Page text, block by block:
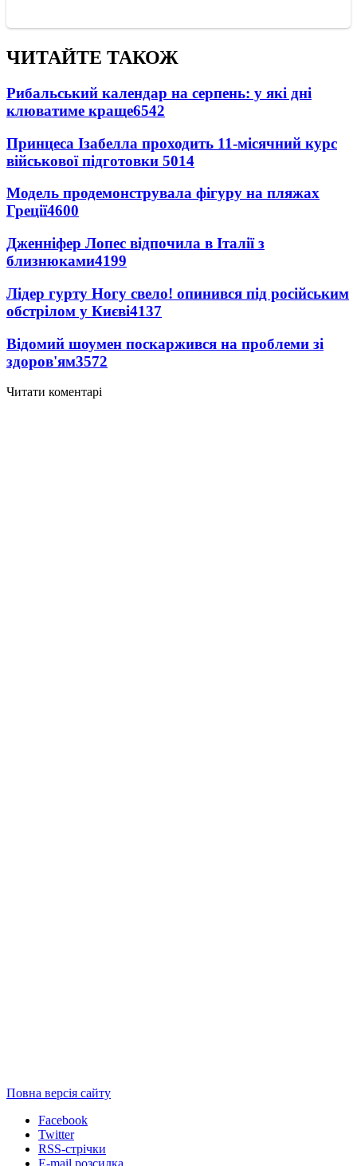
ЧИТАЙТЕ ТАКОЖ
Рибальський календар на серпень: у які дні
клюватиме краще6542
Принцеса Ізабелла проходить 11-місячний курс
військової підготовки 5014
Модель продемонструвала фігуру на пляжах
Греції4600
Дженніфер Лопес відпочила в Італії з
близнюками4199
Лідер гурту Ногу свело! опинився під російським
обстрілом у Києві4137
Відомий шоумен поскаржився на проблеми зі
здоров'ям3572
Читати коментарі
Повна версія сайту
Facebook
Twitter
RSS-стрічки